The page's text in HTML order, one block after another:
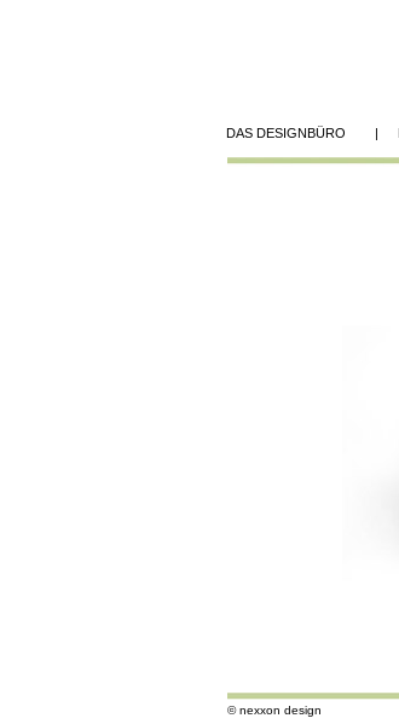
DAS DESIGNBÜRO |
© nexxon design